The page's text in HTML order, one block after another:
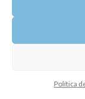
Política